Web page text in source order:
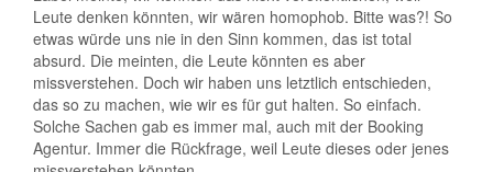
Leute denken könnten, wir wären homophob. Bitte was?! So
etwas würde uns nie in den Sinn kommen, das ist total
absurd. Die meinten, die Leute könnten es aber
missverstehen. Doch wir haben uns letztlich entschieden,
das so zu machen, wie wir es für gut halten. So einfach.
Solche Sachen gab es immer mal, auch mit der Booking
Agentur. Immer die Rückfrage, weil Leute dieses oder jenes